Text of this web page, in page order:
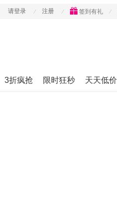
请登录 注册 签到有礼
3折疯抢 限时狂秒 天天低价